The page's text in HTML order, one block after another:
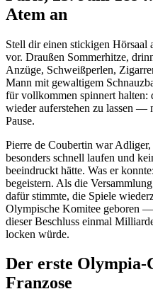
Atem an
Stell dir einen stickigen Hörsaal
vor. Draußen Sommerhitze,
Anzüge, Schweißperlen,
Mann mit gewaltigem
für vollkommen spinnert
wieder auferstehen zu lassen —
Pause.
Pierre de Coubertin war
besonders schnell laufen und
beeindruckt hätte. Was er
begeistern. Als die
dafür stimmte, die Spiele
Olympische Komitee geboren
dieser Beschluss einmal
locken würde.
Der erste Olympia-
Franzose